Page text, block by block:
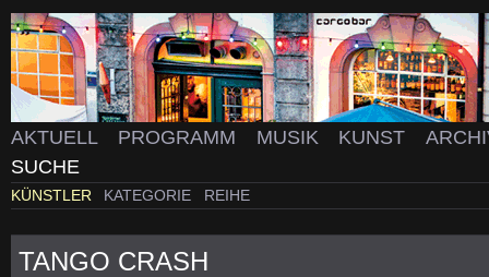
AKTUELL PROGRAMM MUSIK KUNST
SUCHE
KÜNSTLER KATEGORIE REIHE
TANGO CRASH